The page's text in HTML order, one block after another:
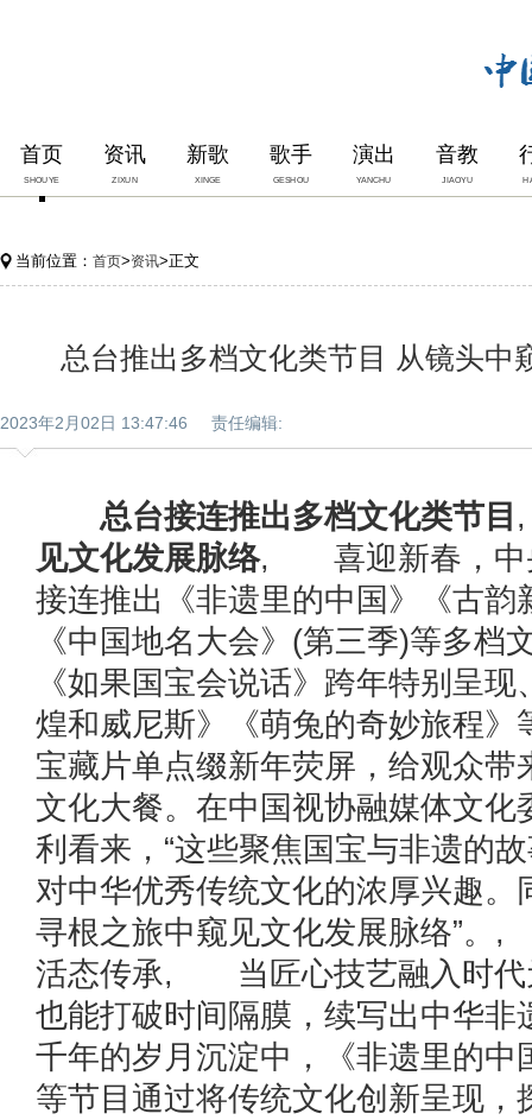
首页
SHOUYE
资讯
ZIXUN
新歌
XINGE
歌手
GESHOU
演出
YANCHU
音教
JIAOYU
当前位置： 首页>资讯>正文
总台推出多档文化类节目 从镜头中
2023年2月02日 13:47:46 责任编辑:
总台接连推出多档文化类节目 ,
见文化发展脉络, 喜迎新春，中
接连推出《非遗里的中国》《古韵
《中国地名大会》(第三季)等多档
《如果国宝会说话》跨年特别呈
煌和威尼斯》《萌兔的奇妙旅程》
宝藏片单点缀新年荧屏，给观众带
文化大餐。在中国视协融媒体文化
利看来，“这些聚焦国宝与非遗的
对中华优秀传统文化的浓厚兴趣。
寻根之旅中窥见文化发展脉络”
活态传承, 当匠心技艺融入时代
也能打破时间隔膜，续写出中华非
千年的岁月沉淀中，《非遗里的中
等节目通过将传统文化创新呈现，